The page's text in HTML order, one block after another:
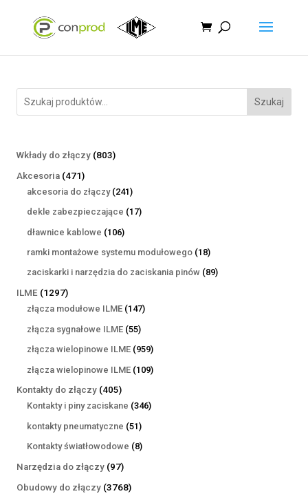
Szukaj
Wkłady do złączy 803803
Akcesoria 471471
produktów
akcesoria do złączy 241241
produktów
dekle zabezpieczające 1717
dławnice kablowe 106106
produktów
ramki montażowe systemu modułowego 1818
produktów
zaciskarki i narzędzia do zaciskania pinów 8989
ILME 12971297
produktów
złącza modułowe ILME 147147
złącza sygnałowe ILME 5555
produktów
złącza wielopinowe ILME 959959
produktów
złącza wielopinowe ILME 109109
Kontakty do złączy 405405
produktów
Kontakty i piny zaciskane 346346
kontakty pneumatyczne 5151
produktów
Kontakty światłowodowe 88
Narzędzia do złączy 9797
produktów
Obudowy do złączy 37683768